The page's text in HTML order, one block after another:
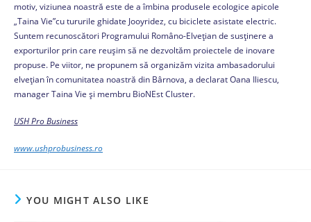
motiv, viziunea noastră este de a îmbina produsele ecologice apicole
„Taina Vie”cu tururile ghidate Jooyridez, cu biciclete asistate electric.
Suntem recunoscători Programului Româno-Elvețian de susținere a
exporturilor prin care reușim să ne dezvoltăm proiectele de inovare
propuse. Pe viitor, ne propunem să organizăm vizita ambasadorului
elvețian în comunitatea noastră din Bârnova, a declarat Oana Iliescu,
manager Taina Vie și membru BioNEst Cluster.
USH Pro Business
www.ushprobusiness.ro
YOU MIGHT ALSO LIKE